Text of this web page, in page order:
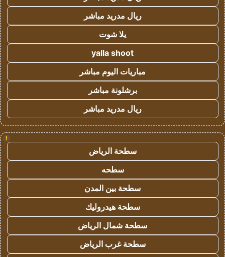
ريال مدريد مباشر
يلا شوت
yalla shoot
مباريات اليوم مباشر
برشلونة مباشر
ريال مدريد مباشر
!
سطحة الرياض
سطحه
سطحة بين المدن
سطحة هيدروليك
سطحة شمال الرياض
سطحة غرب الرياض